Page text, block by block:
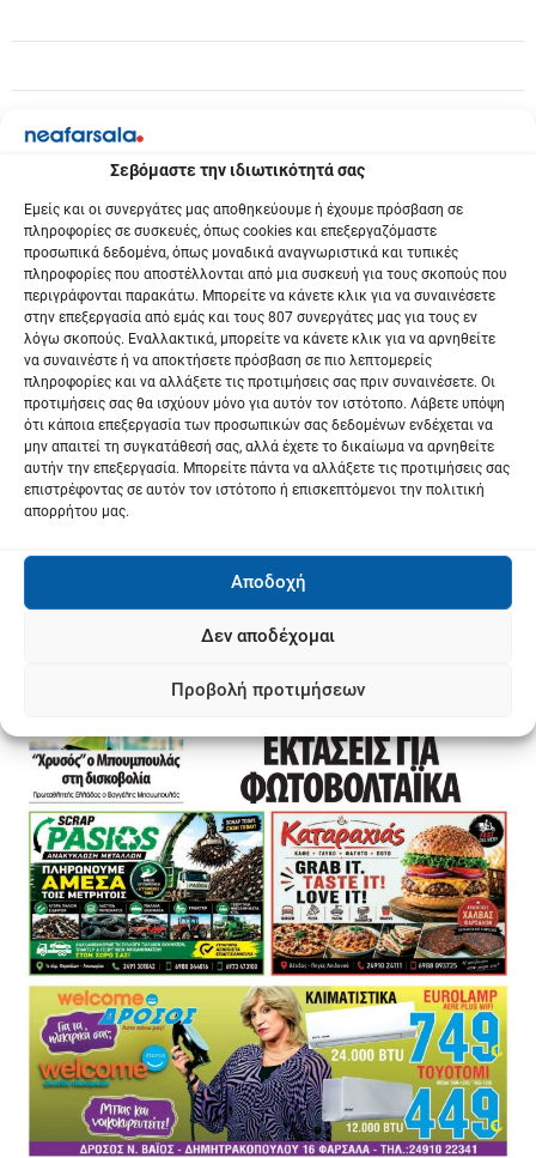
Σεβόμαστε την ιδιωτικότητά σας
Εμείς και οι συνεργάτες μας αποθηκεύουμε ή έχουμε πρόσβαση σε
πληροφορίες σε συσκευές, όπως cookies και επεξεργαζόμαστε
προσωπικά δεδομένα, όπως μοναδικά αναγνωριστικά και τυπικές
πληροφορίες που αποστέλλονται από μια συσκευή για τους σκοπούς που
περιγράφονται παρακάτω. Μπορείτε να κάνετε κλικ για να συναινέσετε
στην επεξεργασία από εμάς και τους 807 συνεργάτες μας για τους εν
λόγω σκοπούς. Εναλλακτικά, μπορείτε να κάνετε κλικ για να αρνηθείτε
να συναινέστε ή να αποκτήσετε πρόσβαση σε πιο λεπτομερείς
πληροφορίες και να αλλάξετε τις προτιμήσεις σας πριν συναινέσετε. Οι
προτιμήσεις σας θα ισχύουν μόνο για αυτόν τον ιστότοπο. Λάβετε υπόψη
ότι κάποια επεξεργασία των προσωπικών σας δεδομένων ενδέχεται να
μην απαιτεί τη συγκατάθεσή σας, αλλά έχετε το δικαίωμα να αρνηθείτε
αυτήν την επεξεργασία. Μπορείτε πάντα να αλλάξετε τις προτιμήσεις σας
επιστρέφοντας σε αυτόν τον ιστότοπο ή επισκεπτόμενοι την πολιτική
απορρήτου μας.
Αποδοχή
Δεν αποδέχομαι
Προβολή προτιμήσεων